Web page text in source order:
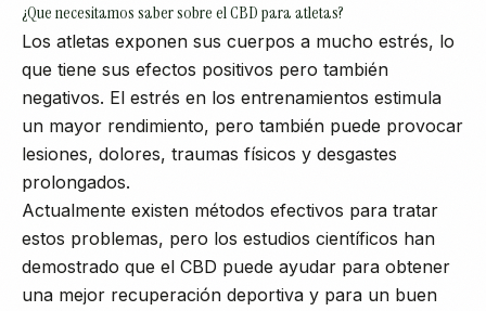
¿Que necesitamos saber sobre el CBD para atletas?
Los atletas exponen sus cuerpos a mucho estrés, lo
que tiene sus efectos positivos pero también
negativos. El estrés en los entrenamientos estimula
un mayor rendimiento, pero también puede provocar
lesiones, dolores, traumas físicos y desgastes
prolongados.
Actualmente existen métodos efectivos para tratar
estos problemas, pero los estudios científicos han
demostrado que el CBD puede ayudar para obtener
una mejor recuperación deportiva y para un buen